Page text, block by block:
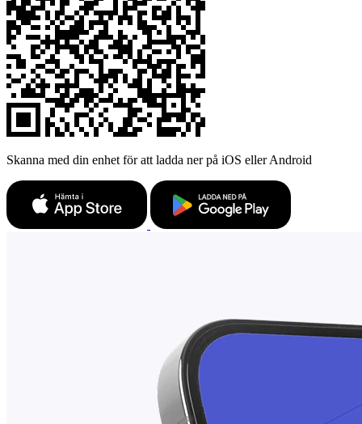
Skanna med din enhet för att ladda ner på iOS eller Android